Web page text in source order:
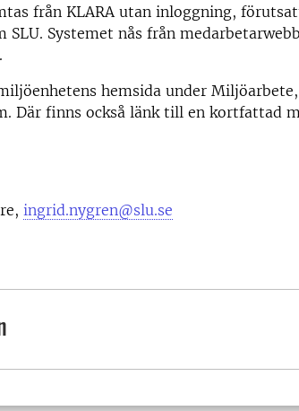
från KLARA utan inloggning,
SLU. Systemet nås från
hemsida under
Där finns också länk till en kortfattad
ingrid.nygren@slu.se